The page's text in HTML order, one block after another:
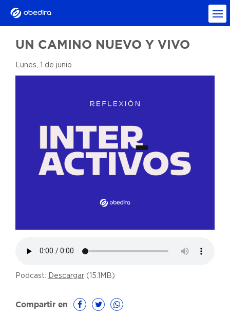
UN CAMINO NUEVO Y VIVO
Lunes, 1 de junio
Podcast: Descargar (15.1MB)
Compartir en